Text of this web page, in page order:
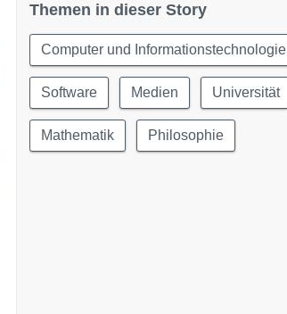
Themen in dieser Story
Computer und Informationstechnologie
Software Medien Universität
Mathematik Philosophie